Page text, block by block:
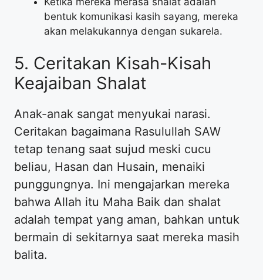
bentuk komunikasi kasih sayang, mereka
akan melakukannya dengan sukarela.
​5. Ceritakan Kisah-Kisah
Keajaiban Shalat
​Anak-anak sangat menyukai narasi.
Ceritakan bagaimana Rasulullah SAW
tetap tenang saat sujud meski cucu
beliau, Hasan dan Husain, menaiki
punggungnya. Ini mengajarkan mereka
bahwa Allah itu Maha Baik dan shalat
adalah tempat yang aman, bahkan untuk
bermain di sekitarnya saat mereka masih
balita.